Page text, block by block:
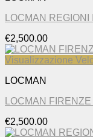
LOCMAN
€2,500.00
Visualizzazione
LOCMAN
LOCMAN
€2,500.00